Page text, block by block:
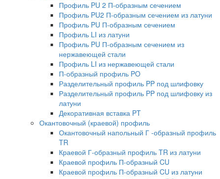
Профиль PU 2 П-образным сечением
Профиль PU2 П-образным сечением из латуни
Профиль PU П-образным сечением
Профиль LI из латуни
Профиль PU П-образным сечением из
нержавеющей стали
Профиль LI из нержавеющей стали
П-образный профиль PO
Разделительный профиль PP под шлифовку
Разделительный профиль PP под шлифовку из
латуни
Декоративная вставка PT
Окантовочный (краевой) профиль
Окантовочный напольный Г -образный профиль
TR
Краевой Г-образный профиль TR из латуни
Краевой профиль П-образный CU
Краевой профиль П-образный CU из латуни